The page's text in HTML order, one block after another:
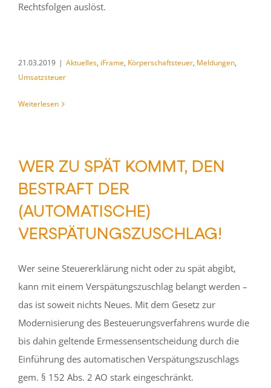
Rechtsfolgen auslöst.
21.03.2019 | Aktuelles, iFrame, Körperschaftsteuer, Meldungen,
Umsatzsteuer
Weiterlesen
WER ZU SPÄT KOMMT, DEN
BESTRAFT DER
(AUTOMATISCHE)
VERSPÄTUNGSZUSCHLAG!
Wer seine Steuererklärung nicht oder zu spät abgibt,
kann mit einem Verspätungszuschlag belangt werden –
das ist soweit nichts Neues. Mit dem Gesetz zur
Modernisierung des Besteuerungsverfahrens wurde die
bis dahin geltende Ermessensentscheidung durch die
Einführung des automatischen Verspätungszuschlags
gem. § 152 Abs. 2 AO stark eingeschränkt.